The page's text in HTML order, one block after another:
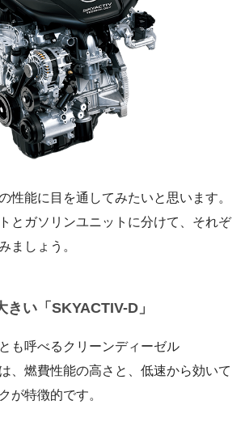
性能に目を通してみたいと思います。
とガソリンユニットに分けて、それぞ
ましょう。
い「SKYACTIV-D」
も呼べるクリーンディーゼル
、燃費性能の高さと、低速から効いて
が特徴的です。